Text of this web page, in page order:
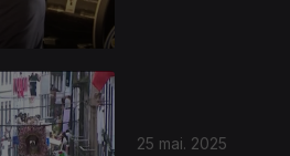
25 mai. 2025